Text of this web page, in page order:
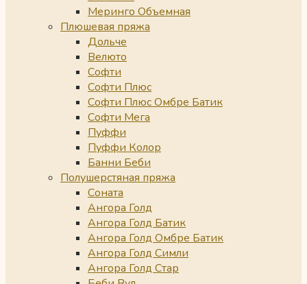
Меринго Объемная
Плюшевая пряжа
Дольче
Велюто
Софти
Софти Плюс
Софти Плюс Омбре Батик
Софти Мега
Пуффи
Пуффи Колор
Банни Беби
Полушерстяная пряжа
Соната
Ангора Голд
Ангора Голд Батик
Ангора Голд Омбре Батик
Ангора Голд Симли
Ангора Голд Стар